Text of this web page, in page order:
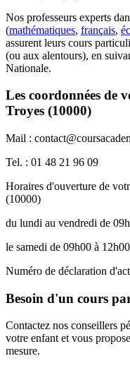
Nos professeurs experts
(mathématiques, français,
assurent leurs cours
(ou aux alentours), en
Nationale.
Les coordonnées de
Troyes (10000)
Mail :
Tel. : 01 48 21 96 09
Horaires d'ouverture de
(10000)
du lundi au vendredi de
le samedi de 09h00 à 12h00
Numéro de déclaration
Besoin d'un cours
Contactez nos conseillers
votre enfant et vous
mesure.